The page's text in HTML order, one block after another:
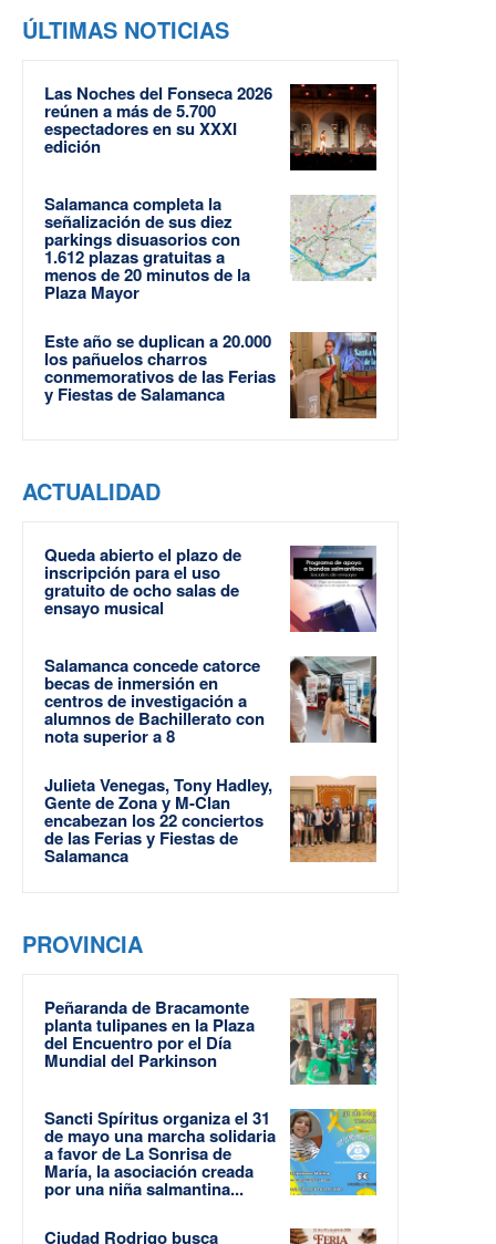
ÚLTIMAS NOTICIAS
Las Noches del Fonseca 2026
reúnen a más de 5.700
espectadores en su XXXI
edición
Salamanca completa la
señalización de sus diez
parkings disuasorios con
1.612 plazas gratuitas a
menos de 20 minutos de la
Plaza Mayor
Este año se duplican a 20.000
los pañuelos charros
conmemorativos de las Ferias
y Fiestas de Salamanca
ACTUALIDAD
Queda abierto el plazo de
inscripción para el uso
gratuito de ocho salas de
ensayo musical
Salamanca concede catorce
becas de inmersión en
centros de investigación a
alumnos de Bachillerato con
nota superior a 8
Julieta Venegas, Tony Hadley,
Gente de Zona y M-Clan
encabezan los 22 conciertos
de las Ferias y Fiestas de
Salamanca
PROVINCIA
Peñaranda de Bracamonte
planta tulipanes en la Plaza
del Encuentro por el Día
Mundial del Parkinson
Sancti Spíritus organiza el 31
de mayo una marcha solidaria
a favor de La Sonrisa de
María, la asociación creada
por una niña salmantina...
Ciudad Rodrigo busca